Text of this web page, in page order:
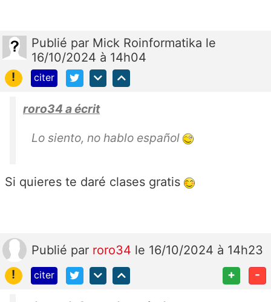
Publié par Mick Roinformatika le
16/10/2024 à 14h04
!
citer
roro34 a écrit
Lo siento, no hablo español
Si quieres te daré clases gratis
Publié par roro34 le 16/10/2024 à 14h23
!
citer + -